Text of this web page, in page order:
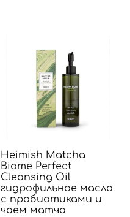
Heimish Matcha
Biome Perfect
Cleansing Oil
гидрофильное масло
с пробиотиками и
чаем матча